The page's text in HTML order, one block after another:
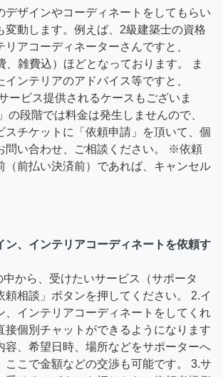
デザインやコーディネートをしてもらい
変動します。例えば、2級建築士の資格
リアコーディネーターさんですと、
、雑費込）ほどとなっております。 ま
インテリアのアドバイス等ですと、
ービス提供されるケースもございま
の段階では料金は発生しませんので、
スチケットに「依頼申請」を頂いて、個
問い合わせ、ご相談ください。 ※依頼
（前払い決済前）であれば、キャンセル
ン、インテリアコーディネートを依頼す
から、受けたいサービス（サポータ
頼相談」ボタンを押してください。 2.イ
、インテリアコーディネートをしてくれ
接個別チャットができるようになります
容、希望日時、場所などをサポーターへ
ここで金額などの交渉も可能です。 3.サ